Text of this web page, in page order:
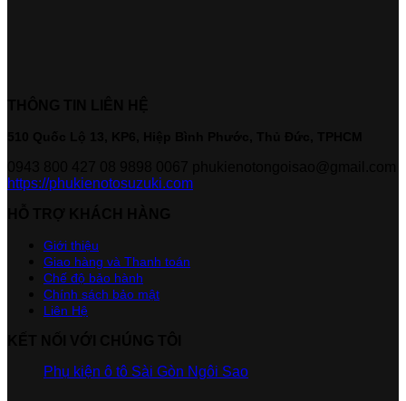
https://phukienotosuzuki.com
Giới thiệu
Giao hàng và Thanh toán
Chế độ bảo hành
Chính sách bảo mật
Liên Hệ
Phụ kiện ô tô Sài Gòn Ngôi Sao